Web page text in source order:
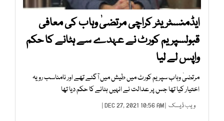
ایڈمنسٹریٹر کراچی مرتضیٰ وہاب کی معافی
قبولسپریم کورٹ نے عہدے سے ہٹانے کا حکم
واپس لے لیا
مرتضیٰ وہاب سپریم کورٹ میں طیش میں آگئے تھے اور نامناسب رویہ
اختیار کیا تھا جس پر عدالت نے انہیں ہٹانے کا حکم دیا تھا
ویب ڈیسک | DEC 27, 2021 10:56 AM |